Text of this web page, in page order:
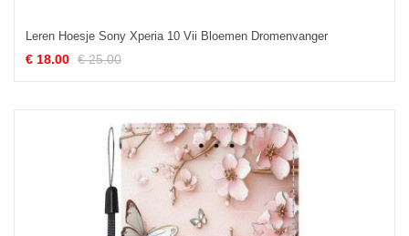
Leren Hoesje Sony Xperia 10 Vii Bloemen Dromenvanger
€ 18.00 € 25.00